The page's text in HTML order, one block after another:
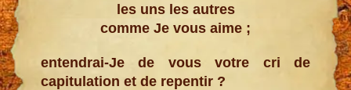
les uns les autres
comme Je vous aime ;
entendrai-Je de vous votre cri de
capitulation et de repentir ?